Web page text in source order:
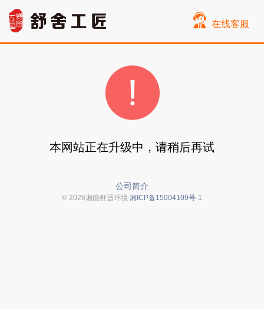
在线客服
本网站正在升级中，请稍后再试
公司简介
© 2026湘能舒适环境 湘ICP备15004109号-1